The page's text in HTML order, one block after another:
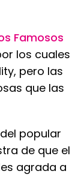
Famosos
los cuales
pero las
que las
del popular
de que el
agrada a